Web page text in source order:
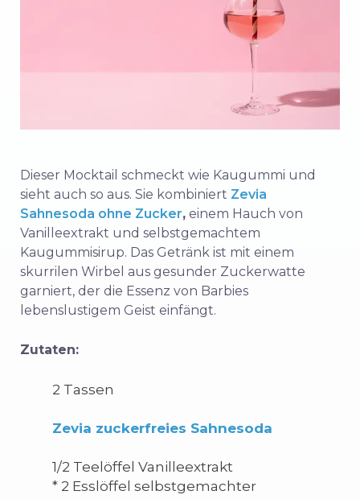
Dieser Mocktail schmeckt wie Kaugummi und
sieht auch so aus. Sie kombiniert Zevia
Sahnesoda ohne Zucker, einem Hauch von
Vanilleextrakt und selbstgemachtem
Kaugummisirup. Das Getränk ist mit einem
skurrilen Wirbel aus gesunder Zuckerwatte
garniert, der die Essenz von Barbies
lebenslustigem Geist einfängt.
Zutaten:
2 Tassen
Zevia zuckerfreies Sahnesoda
1/2 Teelöffel Vanilleextrakt
* 2 Esslöffel selbstgemachter